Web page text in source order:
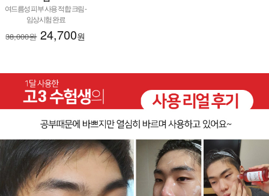
여드름성 피부 사용 적합 크림 -
임상시험 완료
38,000원24,700원